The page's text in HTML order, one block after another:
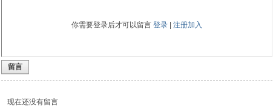
你需要登录后才可以留言 登录 注册加入
留言
现在还没有留言